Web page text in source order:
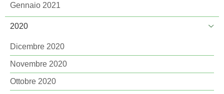
Gennaio 2021
2020
Dicembre 2020
Novembre 2020
Ottobre 2020